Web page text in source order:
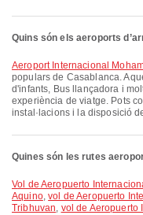
Quins són els aeroports
Aeroport Internacional
populars de Casablanca.
d'infants, Bus llançadora i
experiència de viatge. Pots
instal·lacions i la disposició
Quines són les rutes
vol de Aeropuerto Internacional de Dubái a Aeropuerto Internacional Ninoy
Aquino,vol de Aeropuerto
Tribhuvan, vol de Aeropuerto